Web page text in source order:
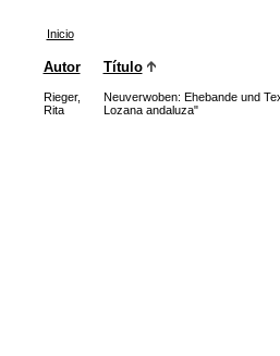
Inicio
Autor Título
Rieger,
Rita
Neuverwoben: Ehebande und
Lozana andaluza"